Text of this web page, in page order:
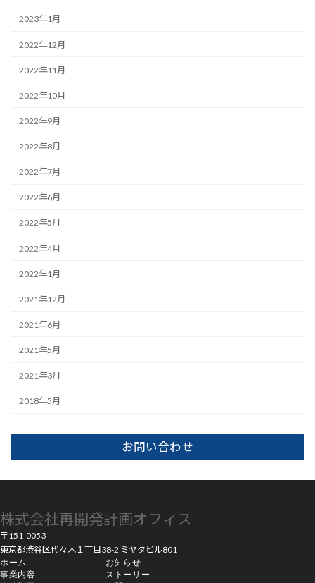
2023年1月
2022年12月
2022年11月
2022年10月
2022年9月
2022年8月
2022年7月
2022年6月
2022年5月
2022年4月
2022年1月
2021年12月
2021年6月
2021年5月
2021年3月
2018年5月
お問い合わせ
株式会社再開発計画オフィス
〒151-0053
東京都渋谷区代々木１丁目38-2 ミヤタビル801
ホーム
事業内容
お知らせ
ストーリー